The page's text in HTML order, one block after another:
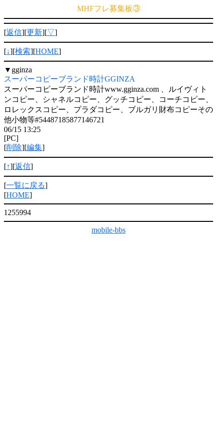
MHFフレ募集板③
[返信][更新][▽]
[↓][検索][HOME]
▼ gginza
スーパーコピーブランド時計GGINZA
スーパーコピーブランド時計www.gginza.com 、ルイヴィト
ンコピー、シャネルコピー、グッチコピー、コーチコピー、
ロレックスコピー、プラダコピー、ブルガリ財布コピーその
他小物等#54487185877146721
06/15 13:25
[PC]
[削除][編集]
[↑][返信]
[一覧に戻る]
[HOME]
1255994
mobile-bbs